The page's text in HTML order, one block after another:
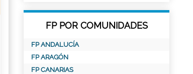
FP POR COMUNIDADES
FP ANDALUCÍA
FP ARAGÓN
FP CANARIAS